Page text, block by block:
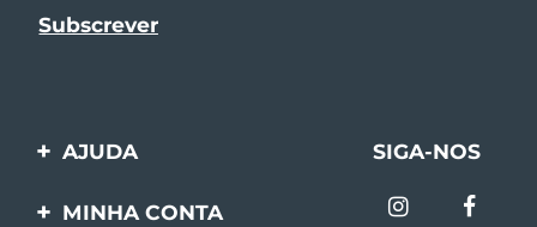
AJUDA
Entre em contato
SIGA-NOS
MINHA CONTA